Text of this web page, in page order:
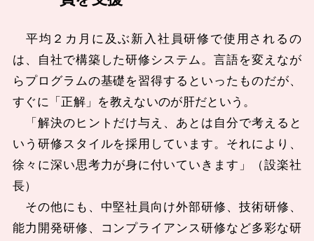
平均２カ月に及ぶ新入社員研修で使用されるの
は、自社で構築した研修システム。言語を変えなが
らプログラムの基礎を習得するといったものだが、
すぐに「正解」を教えないのが肝だという。
「解決のヒントだけ与え、あとは自分で考えると
いう研修スタイルを採用しています。それにより、
徐々に深い思考力が身に付いていきます」（設楽社
長）
その他にも、中堅社員向け外部研修、技術研修、
能力開発研修、コンプライアンス研修など多彩な研